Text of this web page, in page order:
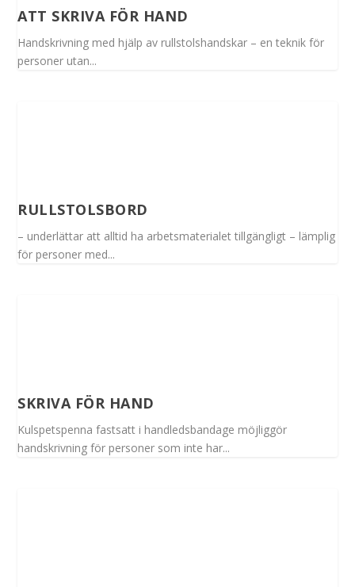
ATT SKRIVA FÖR HAND
Handskrivning med hjälp av rullstolshandskar – en teknik för
personer utan...
RULLSTOLSBORD
– underlättar att alltid ha arbetsmaterialet tillgängligt – lämplig
för personer med...
SKRIVA FÖR HAND
Kulspetspenna fastsatt i handledsbandage möjliggör
handskrivning för personer som inte har...